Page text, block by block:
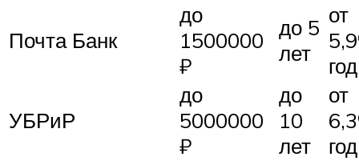
Почта Банк
до
1500000
₽
до 5
лет
от
год
УБРиР
до
5000000
₽
до
10
лет
от
год